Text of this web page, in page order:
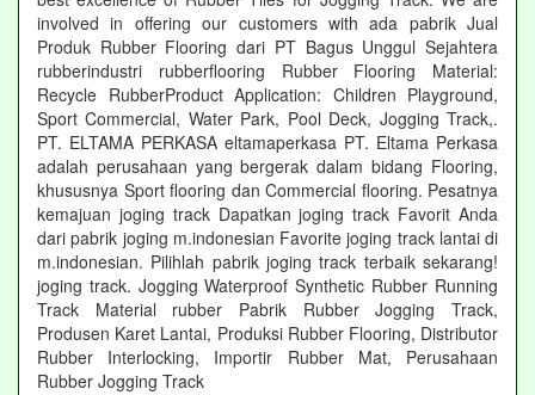
involved in offering our customers with ada pabrik Jual
Produk Rubber Flooring dari PT Bagus Unggul Sejahtera
rubberindustri rubberflooring Rubber Flooring Material:
Recycle RubberProduct Application: Children Playground,
Sport Commercial, Water Park, Pool Deck, Jogging Track,.
PT. ELTAMA PERKASA eltamaperkasa PT. Eltama Perkasa
adalah perusahaan yang bergerak dalam bidang Flooring,
khususnya Sport flooring dan Commercial flooring. Pesatnya
kemajuan joging track Dapatkan joging track Favorit Anda
dari pabrik joging m.indonesian Favorite joging track lantai di
m.indonesian. Pilihlah pabrik joging track terbaik sekarang!
joging track. Jogging Waterproof Synthetic Rubber Running
Track Material rubber Pabrik Rubber Jogging Track,
Produsen Karet Lantai, Produksi Rubber Flooring, Distributor
Rubber Interlocking, Importir Rubber Mat, Perusahaan
Rubber Jogging Track